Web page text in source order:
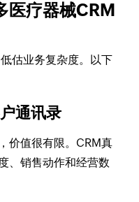
医疗器械CRM
估业务复杂度。以下
通讯录
价值很有限。CRM真
、销售动作和经营数